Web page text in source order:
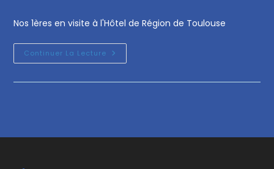
Nos 1ères en visite à l'Hôtel de Région de Toulouse
Continuer La Lecture